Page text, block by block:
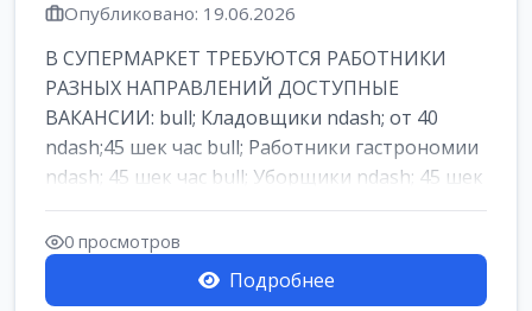
Опубликовано: 19.06.2026
В СУПЕРМАРКЕТ ТРЕБУЮТСЯ РАБОТНИКИ
РАЗНЫХ НАПРАВЛЕНИЙ ДОСТУПНЫЕ
ВАКАНСИИ: bull; Кладовщики ndash; от 40
ndash;45 шек час bull; Работники гастрономии
ndash; 45 шек час bull; Уборщики ndash; 45 шек
час b...
0 просмотров
Подробнее